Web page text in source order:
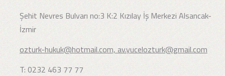
Şehit Nevres Bulvarı no:3 K:2 Kızılay İş Merkezi Alsancak-
İzmir
ozturk-hukuk@hotmail.com, av.yucelozturk@gmail.com
T: 0232 463 77 77